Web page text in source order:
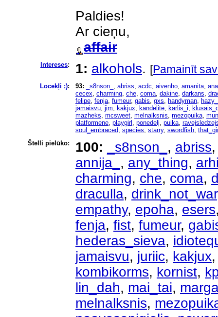
Paldies!
Ar cieņu,
affair
Intereses: 1: alkohols. [Pamainīt
Locekļi ;): 93: _s8nson_ abriss acdc aivenho amanita
cecex charming che coma dakine darkans
felipe fenja fumeur, gabis gxs handyman
jamaisvu jim kakjux kandelite karlis_i
mazheks mcsweet melnalksnis mezopuika
platformene playgirl ponedelj puika
soul_embraced species starry, swordfish
Štelli pielūko:
100: _s8nson_ , abriss
annija_ , any_thing,
charming, che, coma,
draculla, drink_not_war
empathy, epoha, esers
fenja, fist, fumeur,
hederas_sieva,
jamaisvu, juriic, kakjux
kombikorms, kornist,
lin_dah, mai_tai,
melnalksnis,